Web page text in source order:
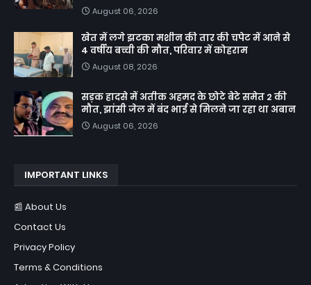
August 06, 2026
खेत में लगे झटका मशीन की तार की चपेट में आने से
4 वर्षीय बच्ची की मौत, परिवार में कोहराम
August 08, 2026
सड़क हादसे में अतीक अहमद के छोटे बेटे समेत 2 की
मौत, झांसी जेल में बंद भाई से मिलने जा रहा था अबान
August 06, 2026
IMPORTANT LINKS
📰 About Us
Contact Us
Privacy Policy
Terms & Conditions